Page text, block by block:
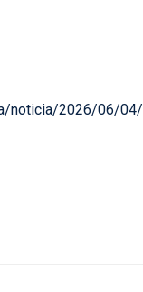
noticia/2026/06/